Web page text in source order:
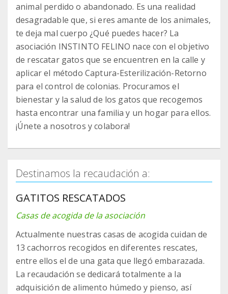
animal perdido o abandonado. Es una realidad
desagradable que, si eres amante de los animales,
te deja mal cuerpo ¿Qué puedes hacer? La
asociación INSTINTO FELINO nace con el objetivo
de rescatar gatos que se encuentren en la calle y
aplicar el método Captura-Esterilización-Retorno
para el control de colonias. Procuramos el
bienestar y la salud de los gatos que recogemos
hasta encontrar una familia y un hogar para ellos.
¡Únete a nosotros y colabora!
Destinamos la recaudación a:
GATITOS RESCATADOS
Casas de acogida de la asociación
Actualmente nuestras casas de acogida cuidan de
13 cachorros recogidos en diferentes rescates,
entre ellos el de una gata que llegó embarazada.
La recaudación se dedicará totalmente a la
adquisición de alimento húmedo y pienso, así